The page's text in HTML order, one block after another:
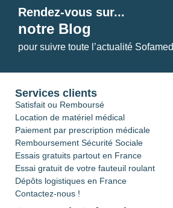
Rendez-vous sur...
notre Blog
pour suivre toute l’actualité Sofamed
Services clients
Satisfait ou Remboursé
Location de matériel médical
Paiement par prescription médicale
Remboursement Sécurité Sociale
Essais gratuits partout en France
Essai gratuit de votre fauteuil roulant
Dépôts logistiques en France
Contactez-nous !